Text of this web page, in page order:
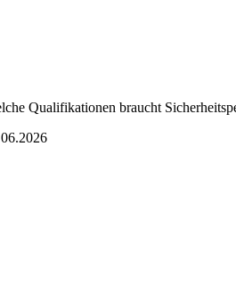
Qualifikationen braucht